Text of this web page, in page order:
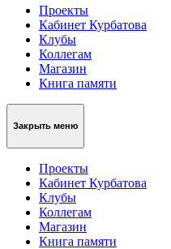
Проекты
Кабинет Курбатова
Клубы
Коллегам
Магазин
Книга памяти
Закрыть меню
Проекты
Кабинет Курбатова
Клубы
Коллегам
Магазин
Книга памяти